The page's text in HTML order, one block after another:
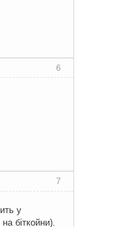
6
7
у
біткойни).